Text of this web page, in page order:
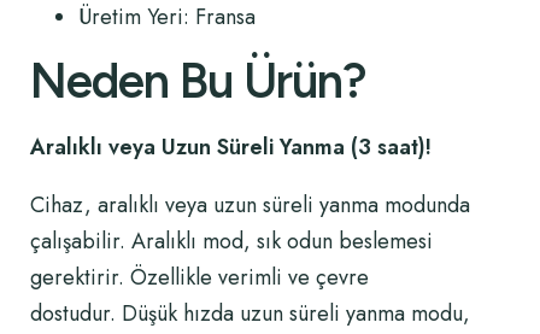
Üretim Yeri: Fransa
Neden Bu Ürün?
Aralıklı veya Uzun Süreli Yanma (3 saat)!
Cihaz, aralıklı veya uzun süreli yanma modunda
çalışabilir. Aralıklı mod, sık odun beslemesi
gerektirir. Özellikle verimli ve çevre
dostudur. Düşük hızda uzun süreli yanma modu,